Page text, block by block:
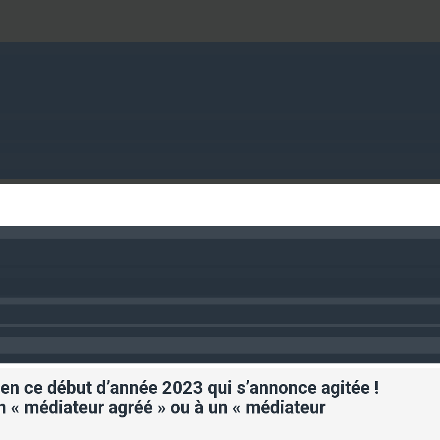
ce début d’année 2023 qui s’annonce agitée !
« médiateur agréé » ou à un « médiateur